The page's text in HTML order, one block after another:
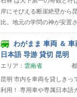
岸にそびえる断崖絶壁から
比。地元の学問の神が安置
わがまま 車両 ＆
日本語 导游 貸切 昆明
エリア： 雲南省
昆明 市内を車両を貸しき
利用！ 専用車や専属日本語